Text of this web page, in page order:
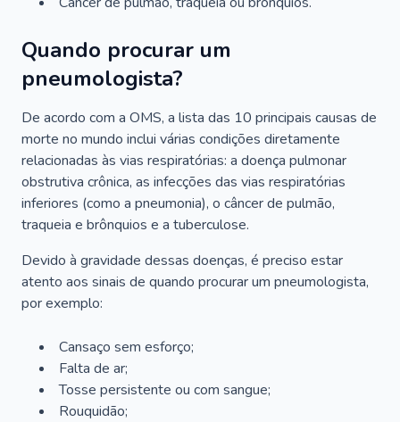
Quando procurar um
pneumologista?
De acordo com a OMS, a lista das 10 principais causas de
morte no mundo inclui várias condições diretamente
relacionadas às vias respiratórias: a doença pulmonar
obstrutiva crônica, as infecções das vias respiratórias
inferiores (como a pneumonia), o câncer de pulmão,
traqueia e brônquios e a tuberculose.
Devido à gravidade dessas doenças, é preciso estar
atento aos sinais de quando procurar um pneumologista,
por exemplo:
Cansaço sem esforço;
Falta de ar;
Tosse persistente ou com sangue;
Rouquidão;